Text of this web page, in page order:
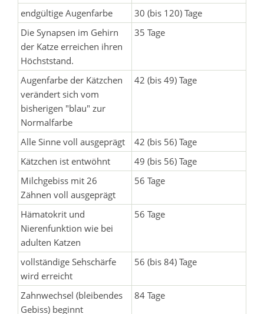
endgültige Augenfarbe
30 (bis 120) Tage
Die Synapsen im Gehirn
der Katze erreichen ihren
Höchststand.
35 Tage
Augenfarbe der Kätzchen
verändert sich vom
bisherigen "blau" zur
Normalfarbe
42 (bis 49) Tage
Alle Sinne voll ausgeprägt
42 (bis 56) Tage
Kätzchen ist entwöhnt
49 (bis 56) Tage
Milchgebiss mit 26
Zähnen voll ausgeprägt
56 Tage
Hämatokrit und
Nierenfunktion wie bei
adulten Katzen
56 Tage
vollständige Sehschärfe
wird erreicht
56 (bis 84) Tage
Zahnwechsel (bleibendes
Gebiss) beginnt
84 Tage